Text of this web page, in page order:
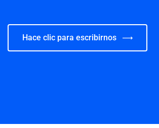
Hace clic para escribirnos